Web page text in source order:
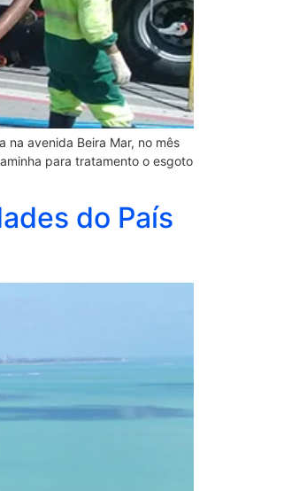
avenida Beira Mar, no mês
para tratamento o esgoto
do País